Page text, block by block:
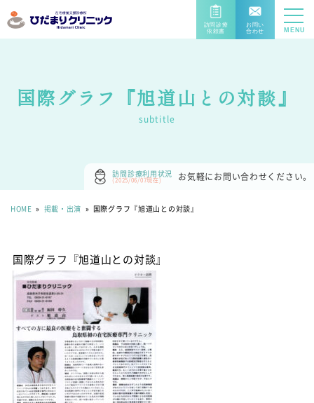
MENU
訪問診療
依頼書
お問い
合わせ
国際グラフ『旭道山との対談』
subtitle
訪問診療利用状況
(2025/06/07現在) お気軽にお問い合わせください。
HOME » 掲載・出演 » 国際グラフ『旭道山との対談』
国際グラフ『旭道山との対談』